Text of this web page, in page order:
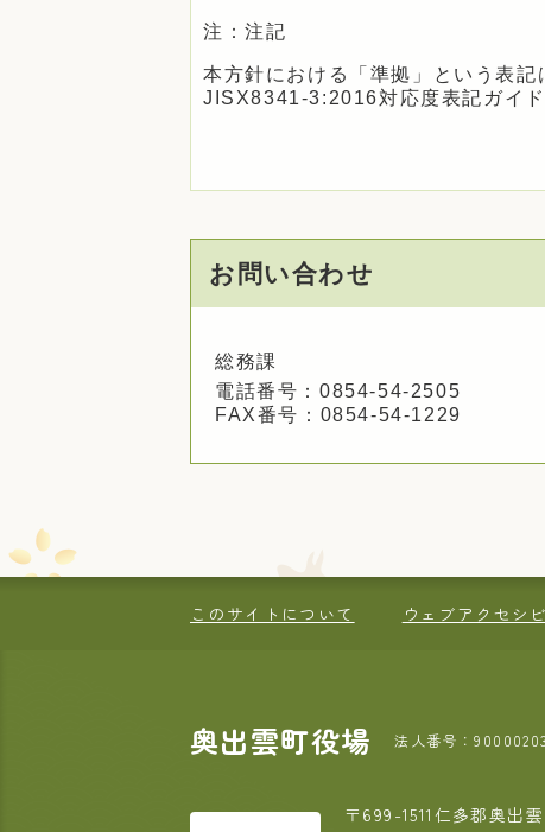
注：注記
本方針における「準拠」という表
JISX8341-3:2016対応度表記ガイ
お問い合わせ
総務課
電話番号：0854-54-2505
FAX番号：0854-54-1229
このサイトについて ウェブアクセシ
奥出雲町役場 法人番号：
〒699-1511 仁多郡奥出